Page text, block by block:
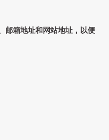
邮箱地址和网站地址，以便